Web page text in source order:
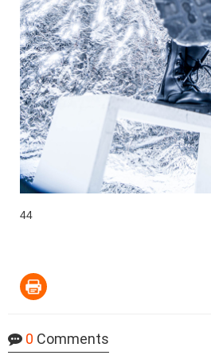
44
0 Comments